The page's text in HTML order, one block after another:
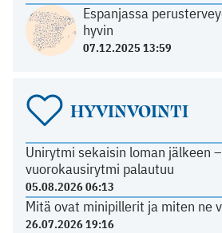
Espanjassa
hyvin
07.12.2025 13:59
HYVINVOINTI
Unirytmi sekaisin loman jälkeen
vuorokausirytmi palautuu
05.08.2026 06:13
Mitä ovat minipillerit ja miten ne
26.07.2026 19:16